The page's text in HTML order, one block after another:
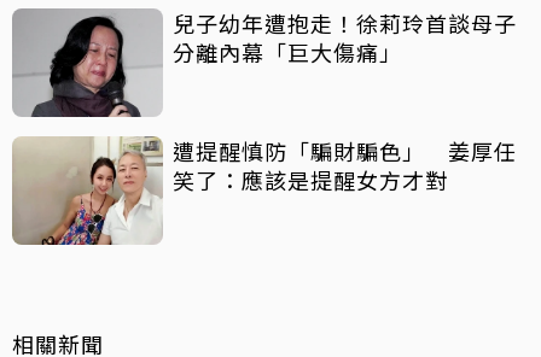
兒子幼年遭抱走！徐莉玲首談母子
分離內幕「巨大傷痛」
遭提醒慎防「騙財騙色」 姜厚任
笑了：應該是提醒女方才對
相關新聞